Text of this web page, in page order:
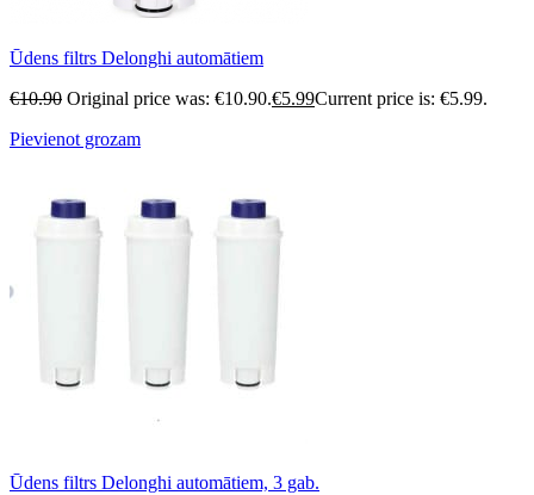
Ūdens filtrs Delonghi automātiem
€10.90 Original price was: €10.90.€5.99Current price is: €5.99.
Pievienot grozam
Ūdens filtrs Delonghi automātiem, 3 gab.